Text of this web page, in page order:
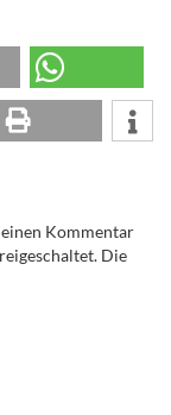
Kommentar
Die